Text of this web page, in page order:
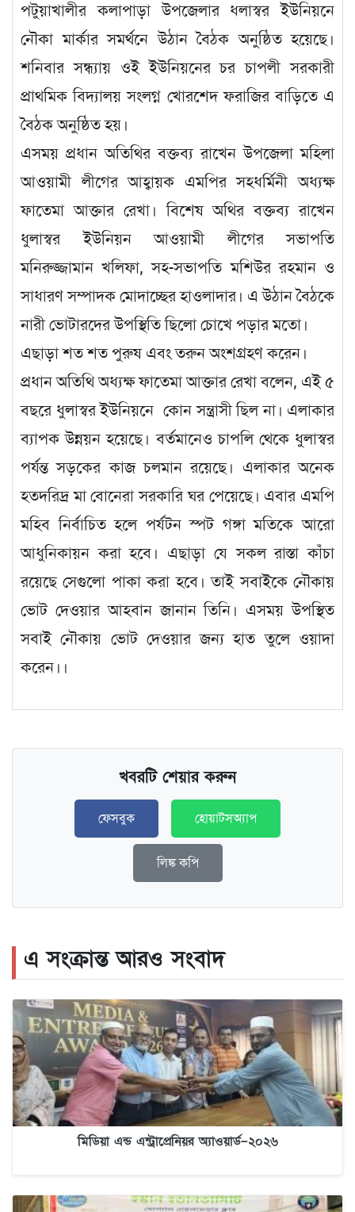
পটুয়াখালীর কলাপাড়া উপজেলার ধলাস্বর ইউনিয়নে
নৌকা মার্কার সমর্থনে উঠান বৈঠক অনুষ্ঠিত হয়েছে।
শনিবার সন্ধ্যায় ওই ইউনিয়নের চর চাপলী সরকারী
প্রাথমিক বিদ্যালয় সংলগ্ন খোরশেদ ফরাজির বাড়িতে এ
বৈঠক অনুষ্ঠিত হয়।
এসময় প্রধান অতিথির বক্তব্য রাখেন উপজেলা মহিলা
আওয়ামী লীগের আহ্বায়ক এমপির সহধর্মিনী অধ্যক্ষ
ফাতেমা আক্তার রেখা। বিশেষ অথির বক্তব্য রাখেন
ধুলাস্বর ইউনিয়ন আওয়ামী লীগের সভাপতি
মনিরুজ্জামান খলিফা, সহ-সভাপতি মশিউর রহমান ও
সাধারণ সম্পাদক মোদাচ্ছের হাওলাদার। এ উঠান বৈঠকে
নারী ভোটারদের উপস্থিতি ছিলো চোখে পড়ার মতো।
এছাড়া শত শত পুরুষ এবং তরুন অংশগ্রহণ করেন।
প্রধান অতিথি অধ্যক্ষ ফাতেমা আক্তার রেখা বলেন, এই ৫
বছরে ধুলাস্বর ইউনিয়নে কোন সন্ত্রাসী ছিল না। এলাকার
ব্যাপক উন্নয়ন হয়েছে। বর্তমানেও চাপলি থেকে ধুলাস্বর
পর্যন্ত সড়কের কাজ চলমান রয়েছে। এলাকার অনেক
হতদরিদ্র মা বোনেরা সরকারি ঘর পেয়েছে। এবার এমপি
মহিব নির্বাচিত হলে পর্যটন স্পট গঙ্গা মতিকে আরো
আধুনিকায়ন করা হবে। এছাড়া যে সকল রাস্তা কাঁচা
রয়েছে সেগুলো পাকা করা হবে। তাই সবাইকে নৌকায়
ভোট দেওয়ার আহবান জানান তিনি। এসময় উপস্থিত
সবাই নৌকায় ভোট দেওয়ার জন্য হাত তুলে ওয়াদা
করেন।।
খবরটি শেয়ার করুন
ফেসবুক হোয়াটসঅ্যাপ
লিঙ্ক কপি
এ সংক্রান্ত আরও সংবাদ
মিডিয়া এন্ড এন্ট্রাপ্রেনিয়র অ্যাওয়ার্ড–২০২৬